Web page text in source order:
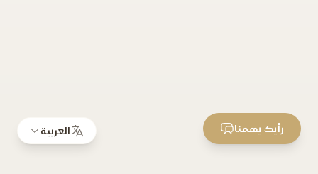
العربية رأيك يهمنا